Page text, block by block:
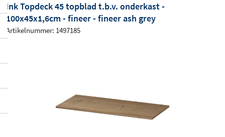
Ink Topdeck 45 topblad t.b.v. onderkast -
100x45x1,6cm - fineer - fineer ash grey
Artikelnummer: 1497185